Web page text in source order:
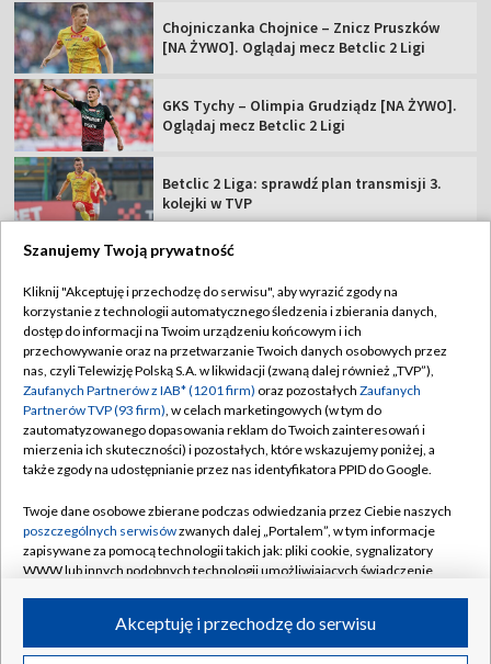
Chojniczanka Chojnice – Znicz Pruszków
[NA ŻYWO]. Oglądaj mecz Betclic 2 Ligi
GKS Tychy – Olimpia Grudziądz [NA ŻYWO].
Oglądaj mecz Betclic 2 Ligi
Betclic 2 Liga: sprawdź plan transmisji 3.
kolejki w TVP
TVP
Abonament TVP
Sklep TVP
Biuro Reklamy
Oferta Handlowa
Emisja w TVP
Rada Programowa
Ogłoszenia przetargowe
Akademia Telewizyjna
Regulamin TVP
Polityka prywatności
Moje zgody
Biuro reklamy
Kanały
©2026 Telewizja Polska Spółka Akcyjna w likwidacji
Szanujemy Twoją prywatność
Kliknij "Akceptuję i przechodzę do serwisu", aby wyrazić zgody na
korzystanie z technologii automatycznego śledzenia i zbierania danych,
dostęp do informacji na Twoim urządzeniu końcowym i ich
przechowywanie oraz na przetwarzanie Twoich danych osobowych przez
nas, czyli Telewizję Polską S.A. w likwidacji (zwaną dalej również „TVP”),
Zaufanych Partnerów z IAB* (1201 firm) oraz pozostałych Zaufanych
Partnerów TVP (93 firm), w celach marketingowych (w tym do
zautomatyzowanego dopasowania reklam do Twoich zainteresowań i
mierzenia ich skuteczności) i pozostałych, które wskazujemy poniżej, a
także zgody na udostępnianie przez nas identyfikatora PPID do Google.
Twoje dane osobowe zbierane podczas odwiedzania przez Ciebie naszych
poszczególnych serwisówzwanych dalej „Portalem”, w tym informacje
zapisywane za pomocą technologii takich jak: pliki cookie, sygnalizatory
WWW lub innych podobnych technologii umożliwiających świadczenie
ruchu w Internecie.Akceptuję i przechodzę do serwisu